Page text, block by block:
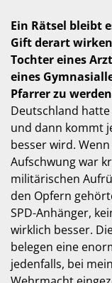
Ein Rätsel bleibt
Gift derart
Tochter eines
eines
Pfarrer zu
Deutschland
und dann kommt
besser wird.
Aufschwung war
militärischen
den Opfern
SPD-Anhänger,
wirklich besser.
belegen eine
jedenfalls, bei